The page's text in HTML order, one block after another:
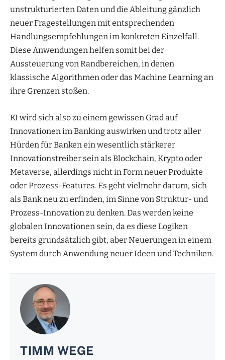
unstrukturierten Daten und die Ableitung gänzlich
neuer Fragestellungen mit entsprechenden
Handlungsempfehlungen im konkreten Einzelfall.
Diese Anwendungen helfen somit bei der
Aussteuerung von Randbereichen, in denen
klassische Algorithmen oder das Machine Learning an
ihre Grenzen stoßen.
KI wird sich also zu einem gewissen Grad auf
Innovationen im Banking auswirken und trotz aller
Hürden für Banken ein wesentlich stärkerer
Innovationstreiber sein als Blockchain, Krypto oder
Metaverse, allerdings nicht in Form neuer Produkte
oder Prozess-Features. Es geht vielmehr darum, sich
als Bank neu zu erfinden, im Sinne von Struktur- und
Prozess-Innovation zu denken. Das werden keine
globalen Innovationen sein, da es diese Logiken
bereits grundsätzlich gibt, aber Neuerungen in einem
System durch Anwendung neuer Ideen und Techniken.
TIMM WEGE